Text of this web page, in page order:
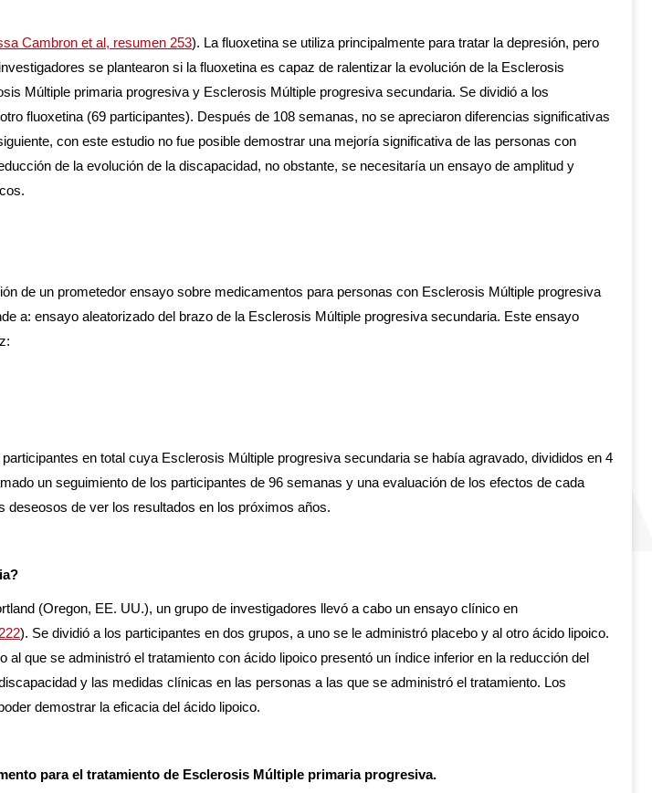
Cambron et al, resumen 253). La fluoxetina se utiliza principalmente para tratar la depresión, pero
se plantearon si la fluoxetina es capaz de ralentizar la evolución de la Esclerosis
Múltiple primaria progresiva y Esclerosis Múltiple progresiva secundaria. Se dividió a los
fluoxetina (69 participantes). Después de 108 semanas, no se apreciaron diferencias significativas
con este estudio no fue posible demostrar una mejoría significativa de las personas con
de la evolución de la discapacidad, no obstante, se necesitaría un ensayo de amplitud y
de un prometedor ensayo sobre medicamentos para personas con Esclerosis Múltiple progresiva
a: ensayo aleatorizado del brazo de la Esclerosis Múltiple progresiva secundaria. Este ensayo
en total cuya Esclerosis Múltiple progresiva secundaria se había agravado, divididos en 4
un seguimiento de los participantes de 96 semanas y una evaluación de los efectos de cada
de ver los resultados en los próximos años.
(Oregon, EE. UU.), un grupo de investigadores llevó a cabo un ensayo clínico en
). Se dividió a los participantes en dos grupos, a uno se le administró placebo y al otro ácido lipoico.
que se administró el tratamiento con ácido lipoico presentó un índice inferior en la reducción del
y las medidas clínicas en las personas a las que se administró el tratamiento. Los
demostrar la eficacia del ácido lipoico.
para el tratamiento de Esclerosis Múltiple primaria progresiva.